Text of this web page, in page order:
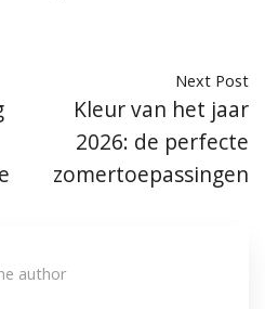
Next Post
Kleur van het jaar
2026: de perfecte
zomertoepassingen
author